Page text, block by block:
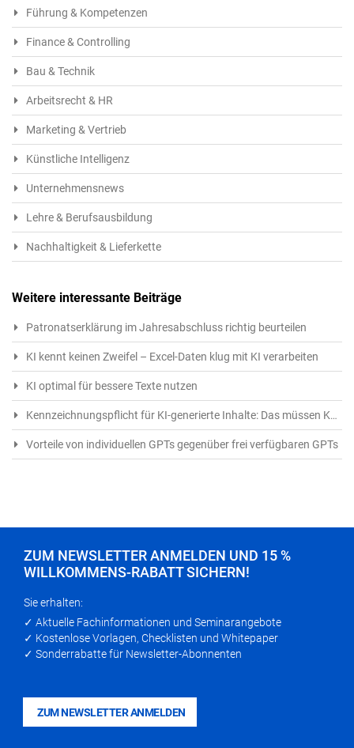
Führung & Kompetenzen
Finance & Controlling
Bau & Technik
Arbeitsrecht & HR
Marketing & Vertrieb
Künstliche Intelligenz
Unternehmensnews
Lehre & Berufsausbildung
Nachhaltigkeit & Lieferkette
Weitere interessante Beiträge
Patronatserklärung im Jahresabschluss richtig beurteilen
KI kennt keinen Zweifel – Excel-Daten klug mit KI verarbeiten
KI optimal für bessere Texte nutzen
Kennzeichnungspflicht für KI-generierte Inhalte: Das müssen Kreative ab 1.8.2026 beachten
Vorteile von individuellen GPTs gegenüber frei verfügbaren GPTs
ZUM NEWSLETTER ANMELDEN UND 15 %
WILLKOMMENS-RABATT SICHERN!
Sie erhalten:
✓ Aktuelle Fachinformationen und Seminarangebote
✓ Kostenlose Vorlagen, Checklisten und Whitepaper
✓ Sonderrabatte für Newsletter-Abonnenten
ZUM NEWSLETTER ANMELDEN